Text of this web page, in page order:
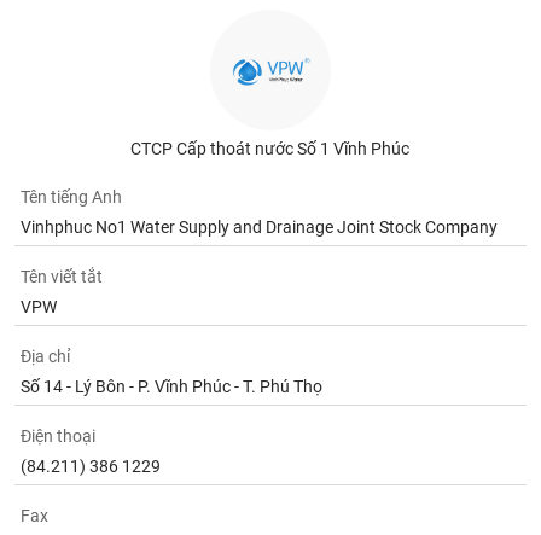
CTCP Cấp thoát nước Số 1 Vĩnh Phúc
Tên tiếng Anh
Vinhphuc No1 Water Supply and Drainage Joint Stock Company
Tên viết tắt
VPW
Địa chỉ
Số 14 - Lý Bôn - P. Vĩnh Phúc - T. Phú Thọ
Điện thoại
(84.211) 386 1229
Fax